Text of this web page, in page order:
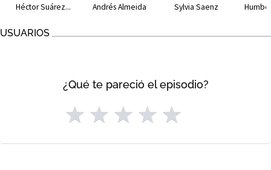
Héctor Suárez... Andrés Almeida Sylvia Saenz
USUARIOS
¿Qué te pareció el episodio?